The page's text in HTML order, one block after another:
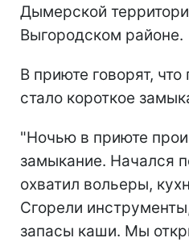
Дымерской
Выгородском районе.
В приюте говорят,
стало короткое
"Ночью в приюте
замыкание. Начался
охватил вольеры,
Сгорели
запасы каши. Мы